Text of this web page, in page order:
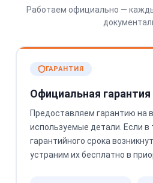
Работаем официально —
ГАРАНТИЯ
Официальная
Предоставляем гарантию на
используемые детали. Если в
гарантийного срока
устраним их бесплатно в